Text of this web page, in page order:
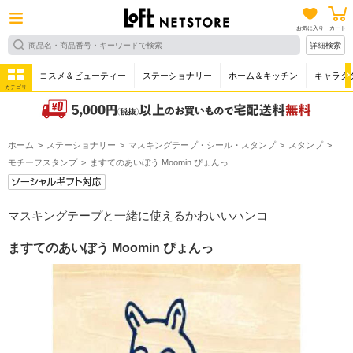
お気に入り カート
詳細検索
カテゴリ
コスメ＆ビューティー ステーショナリー ホーム＆キッチン キャラク
ホーム ステーショナリー マスキングテープ・シール・スタンプ
スタンプ
モチーフスタンプ
ますてのあいぼう Moomin ぴょんっ
マスキングテープと一緒に使えるかわいいハンコ
ますてのあいぼう Moomin ぴょんっ